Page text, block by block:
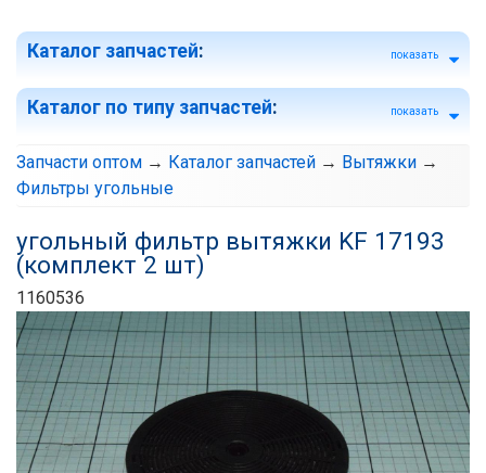
Каталог запчастей: показать
Каталог по типу запчастей: показать
Запчасти оптом → Каталог запчастей → Вытяжки →
Фильтры угольные
угольный фильтр вытяжки KF 17193
(комплект 2 шт)
1160536